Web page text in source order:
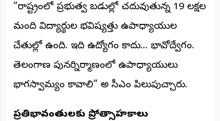
“రాష్ట్రంలోని ప్రభుత్వ బడుల్లో చదువుతున్న 19 లక్షల
మంది విద్యార్థుల భవిష్యత్తు ఉపాధ్యాయుల
చేతుల్లో ఉంది. ఇది ఉద్యోగం కాదు… భావోద్వేగం.
తెలంగాణ పునర్నిర్మాణంలో ఉపాధ్యాయులు
భాగస్వామ్యం కావాలి” అని సీఎం పిలుపునిచ్చారు.
ప్రతిభావంతులకు ప్రోత్సాహకాలు